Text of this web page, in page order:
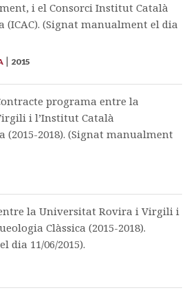
i el Consorci Institut Català
(ICAC). (Signat manualment el dia
| 2015
programa entre la
i l’Institut Català
(2015-2018). (Signat manualment
la Universitat Rovira i Virgili i
Clàssica (2015-2018).
dia 11/06/2015).